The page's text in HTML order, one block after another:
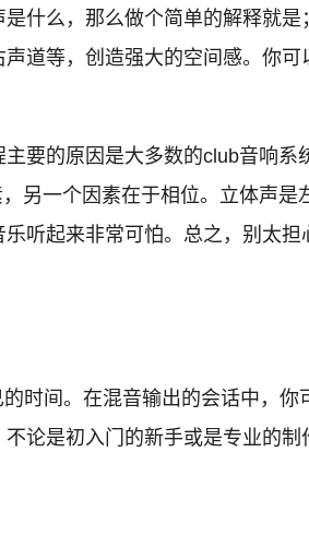
什么，那么做个简单的解释就
道等，创造强大的空间感。你
要的原因是大多数的club音响系
另一个因素在于相位。立体声是
听起来非常可怕。总之，别太
时间。在混音输出的会话中，你
论是初入门的新手或是专业的